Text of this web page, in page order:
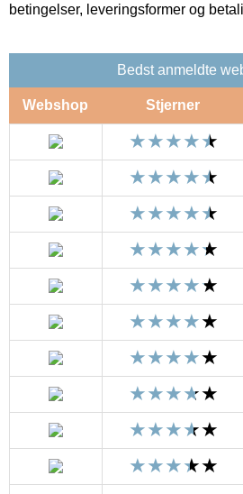
betingelser, leveringsformer og
Bedst anmeldte
Webshop Stjerner